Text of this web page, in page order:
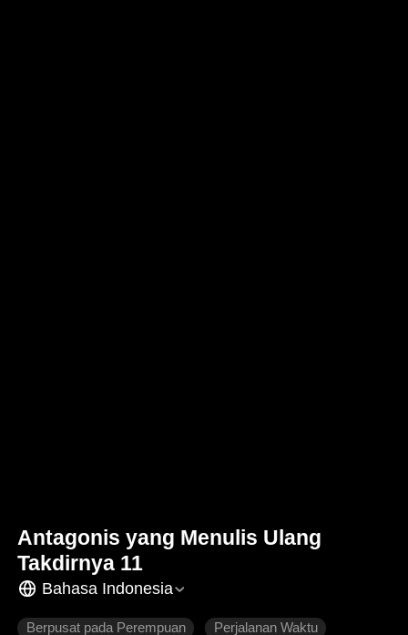
Antagonis yang Menulis Ulang
Takdirnya 11
Bahasa Indonesia
Berpusat pada Perempuan Perjalanan Waktu